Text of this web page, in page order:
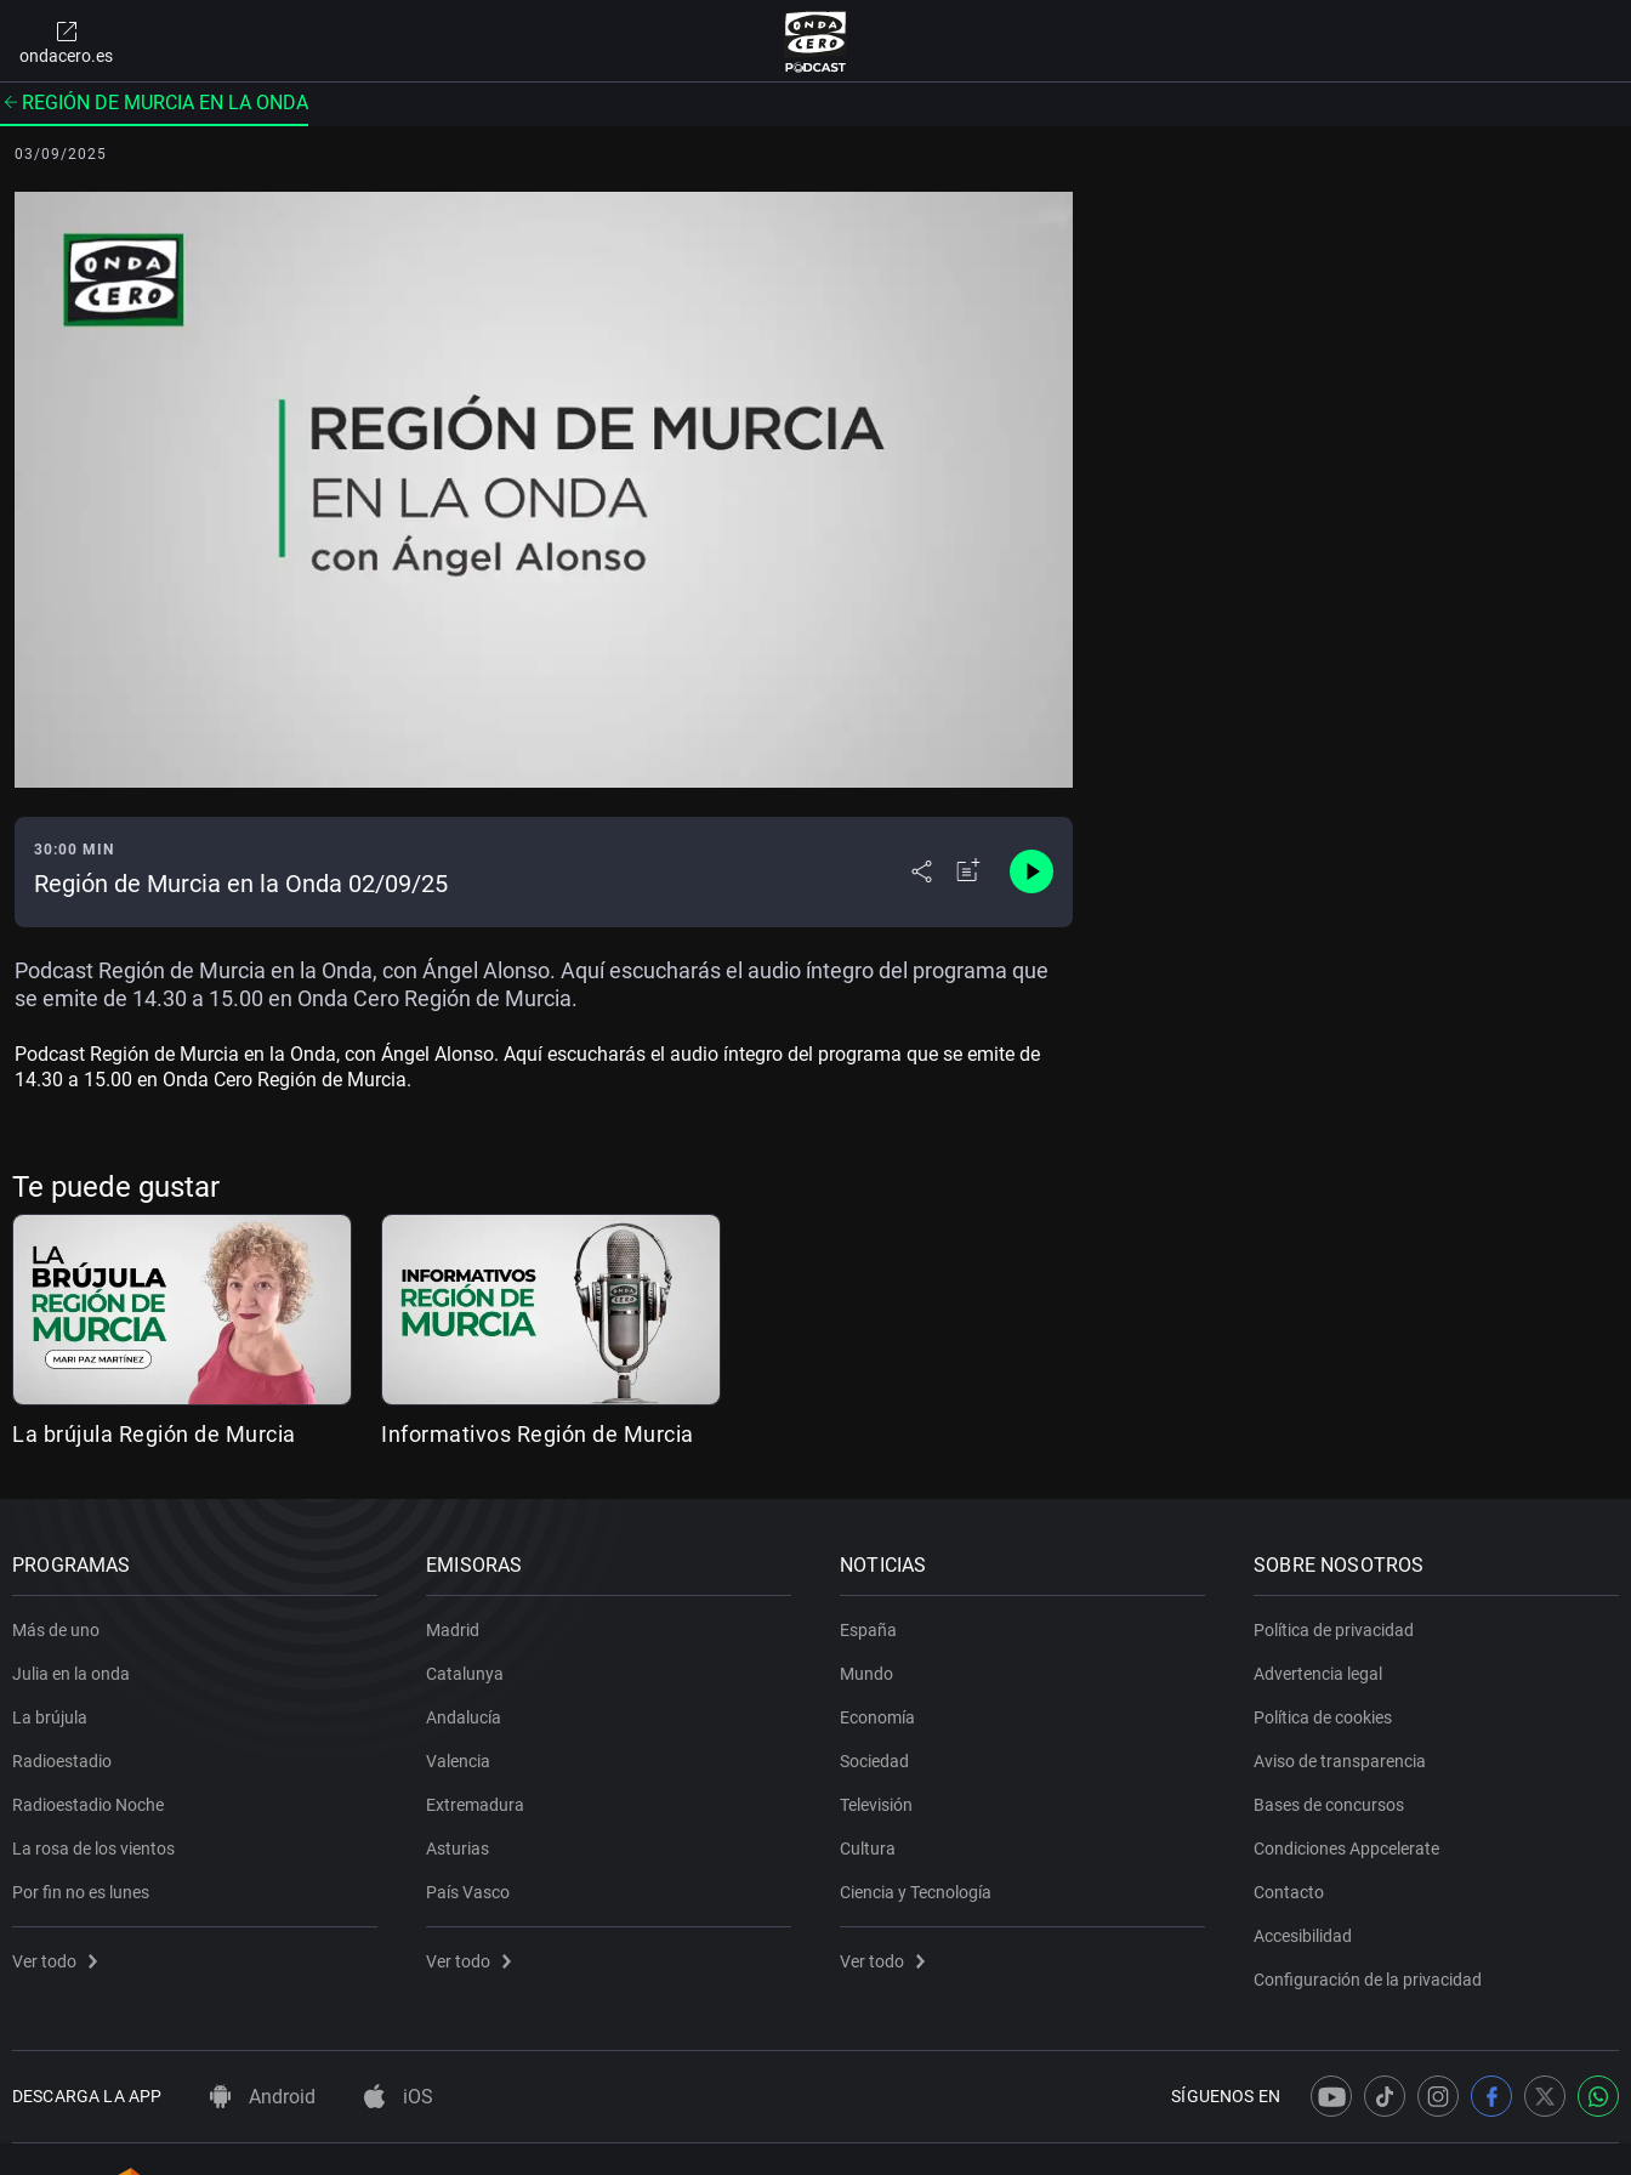
ondacero.es
REGIÓN DE MURCIA EN LA ONDA
03/09/2025
30:00 MIN
Región de Murcia en la Onda 02/09/25
Podcast Región de Murcia en la Onda, con Ángel Alonso. Aquí escucharás el audio íntegro del programa que
se emite de 14.30 a 15.00 en Onda Cero Región de Murcia.
Podcast Región de Murcia en la Onda, con Ángel Alonso. Aquí escucharás el audio íntegro del programa que se emite de
14.30 a 15.00 en Onda Cero Región de Murcia.
Te puede gustar
La brújula Región de Murcia Informativos Región de Murcia
PROGRAMAS
Más de uno
Julia en la onda
La brújula
Radioestadio
Radioestadio Noche
La rosa de los vientos
Por fin no es lunes
Ver todo
EMISORAS
Madrid
Catalunya
Andalucía
Valencia
Extremadura
Asturias
País Vasco
Ver todo
NOTICIAS
España
Mundo
Economía
Sociedad
Televisión
Cultura
Ciencia y Tecnología
Ver todo
SOBRE NOSOTROS
Política de privacidad
Advertencia legal
Política de cookies
Aviso de transparencia
Bases de concursos
Condiciones Appcelerate
Contacto
Accesibilidad
Configuración de la privacidad
DESCARGA LA APP Android iOS SÍGUENOS EN